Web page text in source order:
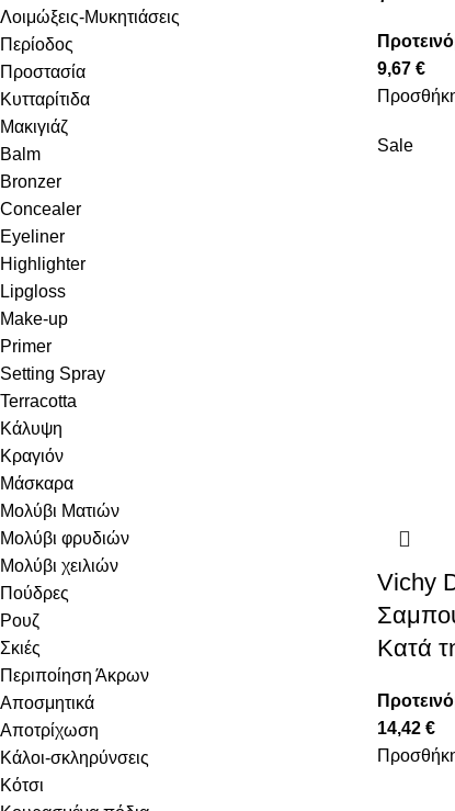
Λοιμώξεις-Μυκητιάσεις
Περίοδος
Προστασία
Κυτταρίτιδα
Μακιγιάζ
Balm
Bronzer
Concealer
Eyeliner
Highlighter
Lipgloss
Make-up
Primer
Setting Spray
Terracotta
Κάλυψη
Κραγιόν
Μάσκαρα
Μολύβι Ματιών
Μολύβι φρυδιών
Μολύβι χειλιών
Πούδρες
Ρουζ
Σκιές
Περιποίηση Άκρων
Αποσμητικά
Αποτρίχωση
Κάλοι-σκληρύνσεις
Κότσι
9,67 €
Sale
Vichy
Κατά
14,42 €